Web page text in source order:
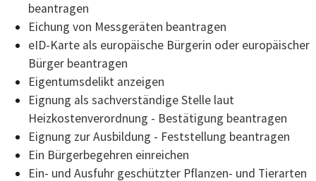
beantragen
Eichung von Messgeräten beantragen
eID-Karte als europäische Bürgerin oder europäischer
Bürger beantragen
Eigentumsdelikt anzeigen
Eignung als sachverständige Stelle laut
Heizkostenverordnung - Bestätigung beantragen
Eignung zur Ausbildung - Feststellung beantragen
Ein Bürgerbegehren einreichen
Ein- und Ausfuhr geschützter Pflanzen- und Tierarten